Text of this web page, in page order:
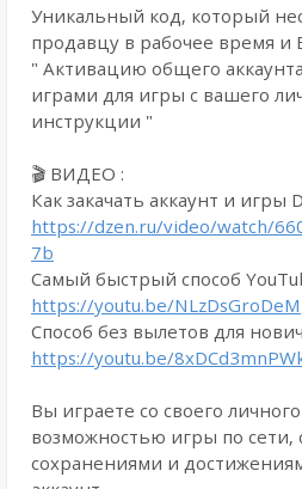
Уникальный код, который
продавцу в рабочее время и
" Активацию общего
играми для игры с вашего
инструкции "
🎬 ВИДЕО :
Как закачать аккаунт и игры
https://dzen.ru/video/watch/
7b
Самый быстрый способ
https://youtu.be/NLzDsGroDeM
Способ без вылетов для
https://youtu.be/
Вы играете со своего
возможностью игры по сети,
сохранениями и